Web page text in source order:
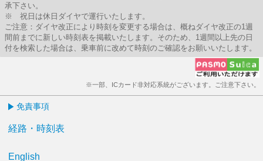
承下さい。
※ 祝日は休日ダイヤで運行いたします。
ご注意：ダイヤ改正により時刻を変更する場合は、概ねダイヤ改正の1週
間前までに新しい時刻表を掲載いたします。そのため、1週間以上先の日
付を検索した場合は、乗車前に改めて時刻のご確認をお願いいたします。
※一部、ICカード非対応系統がございます。ご注意下さい。
免責事項
経路・時刻表
English